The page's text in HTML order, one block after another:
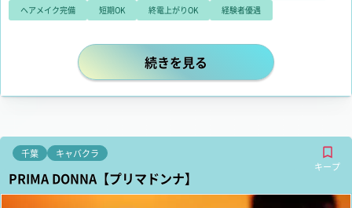
ヘアメイク完備
短期OK 終電上がりOK 経験者優遇
☆☆女の子第一のお店☆☆ 居心地の
続きを見る
千葉
キャバクラ
キープ
PRIMA DONNA【プリマドンナ】